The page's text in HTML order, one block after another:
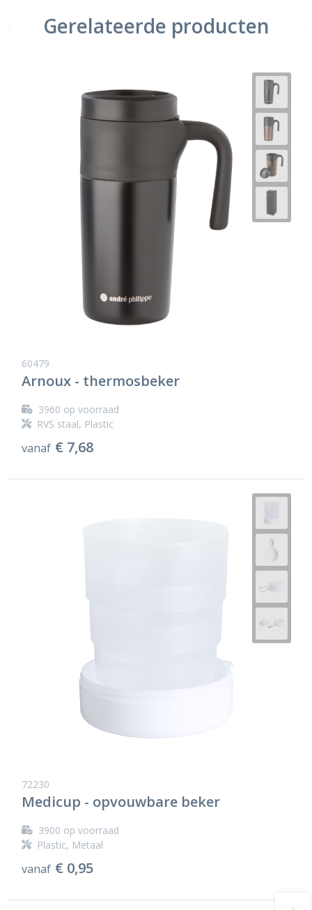
Gerelateerde producten
60479
Arnoux - thermosbeker
3960 op voorraad
RVS staal, Plastic
vanaf € 7,68
72230
Medicup - opvouwbare beker
3900 op voorraad
Plastic, Metaal
vanaf € 0,95